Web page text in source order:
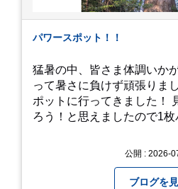
パワースポット！！
猛暑の中、皆さま体調いか
って暑さに負けず頑張りま
ポットに行ってきました！
ろう！と思えましたので1枚
公開 : 2026-
ブログを